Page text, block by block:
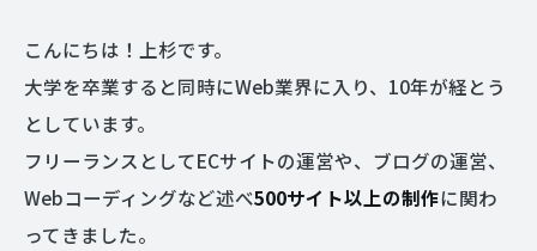
こんにちは！上杉です。
大学を卒業すると同時にWeb業界に入り、10年が経とう
としています。
フリーランスとしてECサイトの運営や、ブログの運営、
Webコーディングなど述べ500サイト以上の制作に関わ
ってきました。